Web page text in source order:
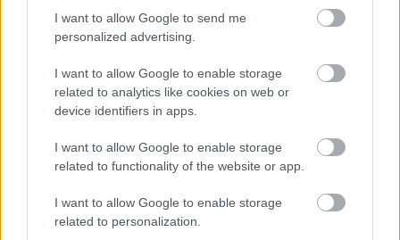
I want to allow Google to send me
personalized advertising.
I want to allow Google to enable storage
related to analytics like cookies on web or
device identifiers in apps.
I want to allow Google to enable storage
related to functionality of the website or app.
I want to allow Google to enable storage
related to personalization.
szintjére emelkedhet. Ha marketingtervét és
cikkstratégiáját az ebben a cikkben található
megbízható információkat kapjanak, amelyek
eladják kiváló minőségű termékeit.
dagasztógép